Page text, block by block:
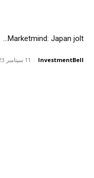
Marketmind: Japan jolt...
InvestmentBell
- 11 سپتامبر 2023